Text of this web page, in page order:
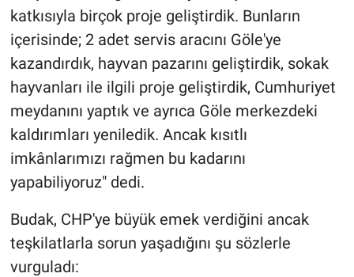
katkısıyla birçok proje geliştirdik. Bunların
içerisinde; 2 adet servis aracını Göle'ye
kazandırdık, hayvan pazarını geliştirdik, sokak
hayvanları ile ilgili proje geliştirdik, Cumhuriyet
meydanını yaptık ve ayrıca Göle merkezdeki
kaldırımları yeniledik. Ancak kısıtlı
imkânlarımızı rağmen bu kadarını
yapabiliyoruz" dedi.
Budak, CHP'ye büyük emek verdiğini ancak
teşkilatlarla sorun yaşadığını şu sözlerle
vurguladı: